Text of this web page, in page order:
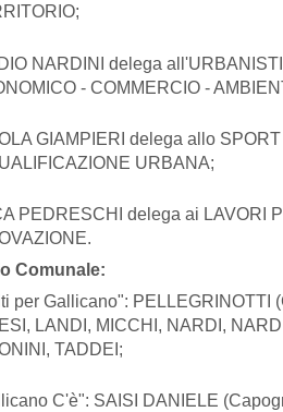
NARDINI delega
- COMMERCIO -
GIAMPIERI delega allo
URBANA;
PEDRESCHI delega ai LAVORI
Comunale:
per Gallicano": PELLEGRINOTTI
LANDI, MICCHI, NARDI,
TADDEI;
C'è": SAISI DANIELE